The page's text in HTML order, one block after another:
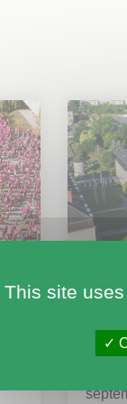
9
This site